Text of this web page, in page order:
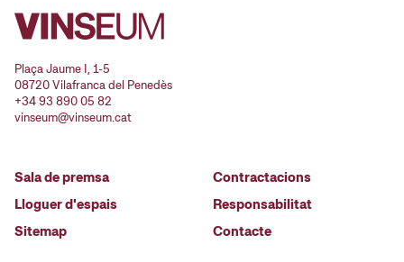
Plaça Jaume I, 1-5
08720 Vilafranca del Penedès
+34 93 890 05 82
vinseum@vinseum.cat
Sala de premsa
Lloguer d'espais
Sitemap
Contractacions
Responsabilitat
Contacte